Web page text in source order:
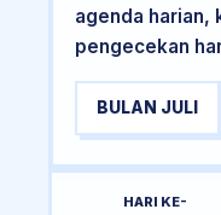
agenda harian,
pengecekan
BULAN JULI
HARI KE-